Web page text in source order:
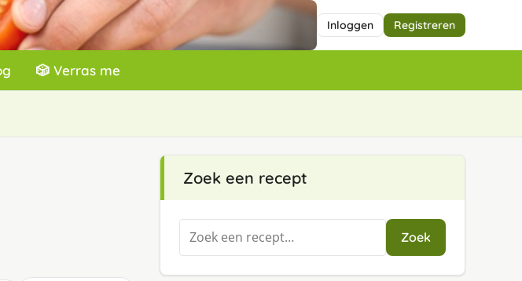
Inloggen Registreren
🎲 Verras me
Zoek een recept
Zoeken
naar:
Zoek